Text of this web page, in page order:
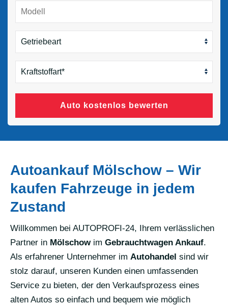
Auto kostenlos bewerten
Autoankauf Mölschow – Wir
kaufen Fahrzeuge in jedem
Zustand
Willkommen bei AUTOPROFI-24, Ihrem verlässlichen
Partner in Mölschowim Gebrauchtwagen Ankauf.
Als erfahrener Unternehmer im Autohandel sind wir
stolz darauf, unseren Kunden einen umfassenden
Service zu bieten, der den Verkaufsprozess eines
alten Autos so einfach und bequem wie möglich